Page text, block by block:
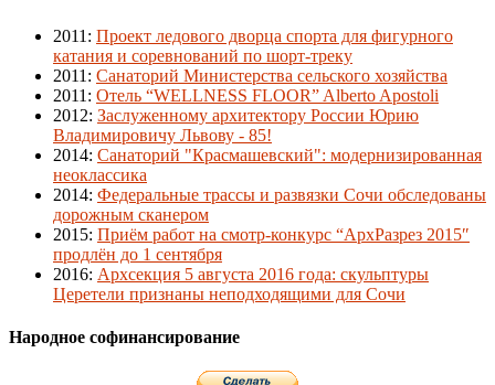
2011 : Проект ледового дворца спорта для фигурного
катания и соревнований по шорт-треку
2011 : Санаторий Министерства сельского хозяйства
2011 : Отель “WELLNESS FLOOR” Alberto Apostoli
2012: Заслуженному архитектору России Юрию
Владимировичу Львову - 85!
2014: Санаторий "Красмашевский": модернизированная
неоклассика
2014: Федеральные трассы и развязки Сочи обследованы
дорожным сканером
2015: Приём работ на смотр-конкурс “АрхРазрез 2015″
продлён до 1 сентября
2016: Архсекция 5 августа 2016 года: скульптуры
Церетели признаны неподходящими для Сочи
Народное софинансирование